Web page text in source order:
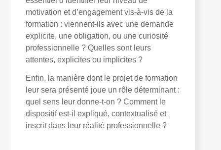
motivation et d’engagement vis-à-vis de la
formation : viennent-ils avec une demande
explicite, une obligation, ou une curiosité
professionnelle ? Quelles sont leurs
attentes, explicites ou implicites ?
Enfin, la manière dont le projet de formation
leur sera présenté joue un rôle déterminant :
quel sens leur donne-t-on ? Comment le
dispositif est-il expliqué, contextualisé et
inscrit dans leur réalité professionnelle ?